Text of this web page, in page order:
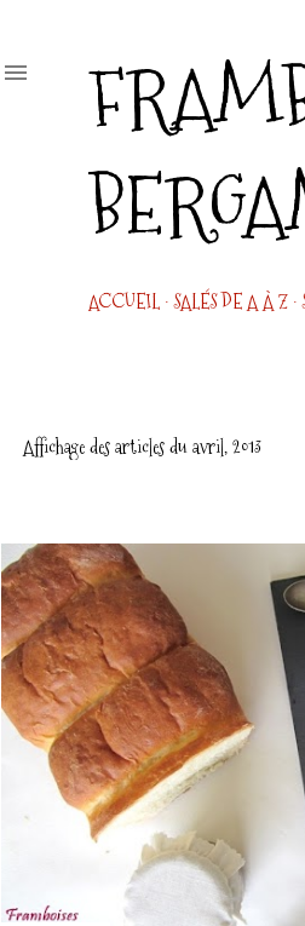
ACCUEIL SALÉS DE A À Z
t
i
c
l
Affichage des articles du avril, 2013